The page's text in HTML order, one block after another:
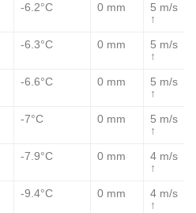
-6.2°C 0 mm
5 m/s
↑
-6.3°C 0 mm
5 m/s
↑
-6.6°C 0 mm
5 m/s
↑
-7°C 0 mm
5 m/s
↑
-7.9°C 0 mm
4 m/s
↑
-9.4°C 0 mm
4 m/s
↑